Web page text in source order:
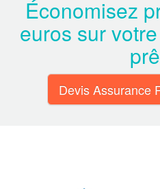
Économisez
euros sur
Devis Assurance